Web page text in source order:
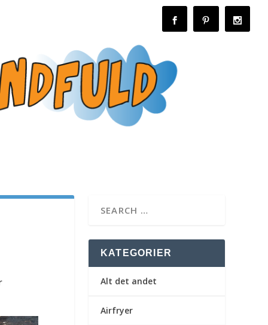
KATEGORIER
Alt det andet
Airfryer